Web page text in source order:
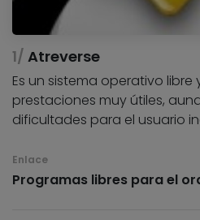
Atreverse
Es un sistema operativo
prestaciones muy útiles,
dificultades para el usuario
Enlace
Programas libres para el